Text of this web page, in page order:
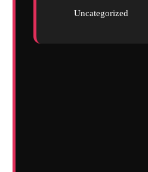
Uncategorized